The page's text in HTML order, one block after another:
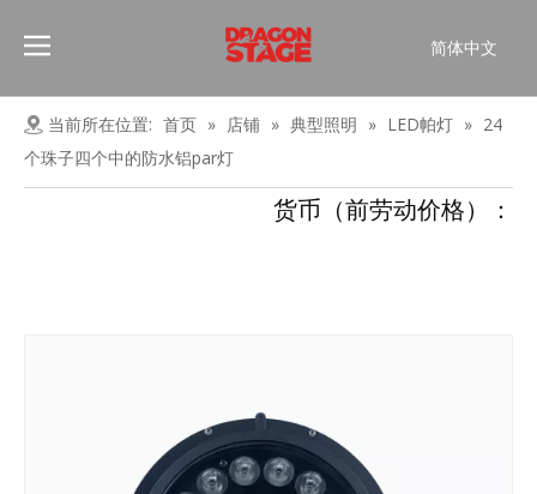
简体中文
Pусский
Français
العربية
当前所在位置: 首页 » 店铺 » 典型照明 » LED帕灯 » 24
个珠子四个中的防水铝par灯
货币（前劳动价格）：